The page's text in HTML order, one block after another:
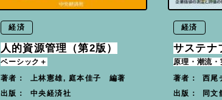
経済
人的資源管理（第2版）
ベーシック＋
著者： 上林憲雄, 庭本佳子 編著
出版： 中央経済社
経済
サステナ
原理・潮流・
著者： 西尾
出版： 同文